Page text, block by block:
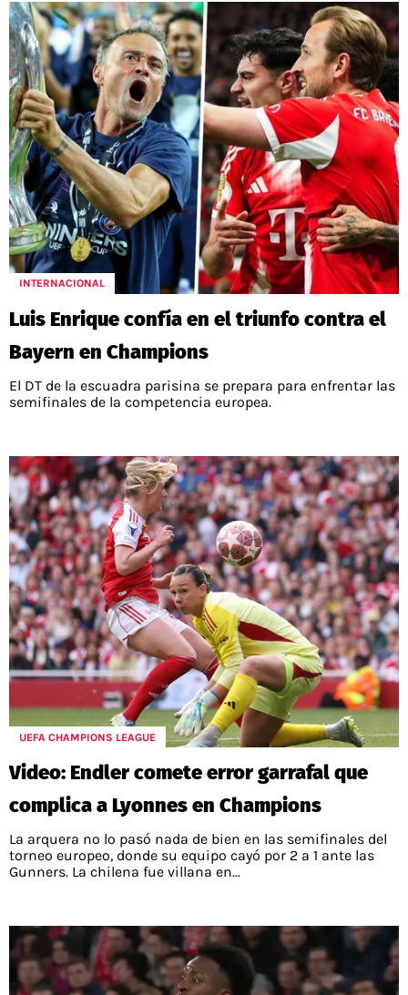
INTERNACIONAL
Luis Enrique confía en el triunfo contra el
Bayern en Champions
El DT de la escuadra parisina se prepara para enfrentar las
semifinales de la competencia europea.
UEFA CHAMPIONS LEAGUE
Video: Endler comete error garrafal que
complica a Lyonnes en Champions
La arquera no lo pasó nada de bien en las semifinales del
torneo europeo, donde su equipo cayó por 2 a 1 ante las
Gunners. La chilena fue villana en...